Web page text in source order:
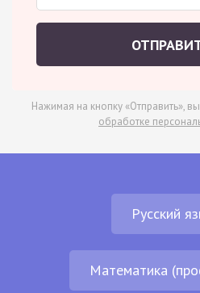
Нажимая на кнопку «Отправить»,
обработке
Русский
Математика